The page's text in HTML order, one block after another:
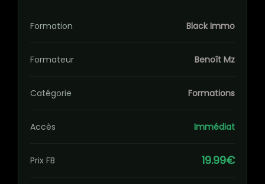
Formation Black Immo
Formateur Benoît Mz
Catégorie Formations
Accès Immédiat
Prix FB 19.99€